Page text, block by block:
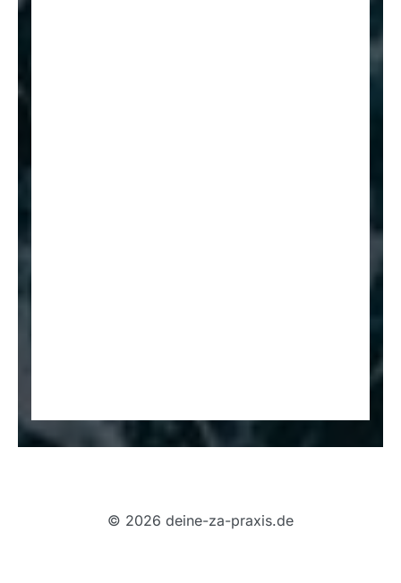
© 2026 deine-za-praxis.de